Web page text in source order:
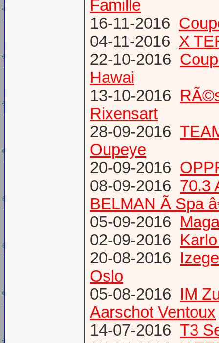
Famille
16-11-2016
04-11-2016 X
22-10-2016
Hawai
13-10-2016
Rixensart
28-09-2016
Oupeye
20-09-2016
08-09-2016 70.3
BELMAN Ã Spa
05-09-2016
02-09-2016
20-08-2016
Oslo
05-08-2016 IM
Aarschot Ventoux
14-07-2016 T3